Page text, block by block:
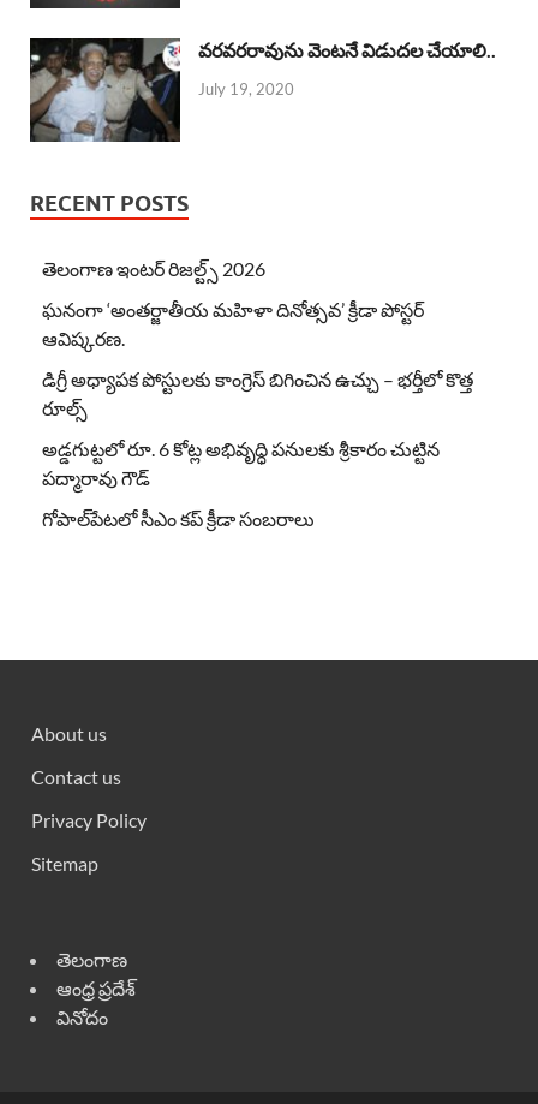
వరవరరావును వెంటనే విడుదల చేయాలి..
July 19, 2020
RECENT POSTS
తెలంగాణ ఇంటర్ రిజల్ట్స్ 2026
ఘనంగా ‘అంతర్జాతీయ మహిళా దినోత్సవ’ క్రీడా పోస్టర్
ఆవిష్కరణ.
డిగ్రీ అధ్యాపక పోస్టులకు కాంగ్రెస్ బిగించిన ఉచ్చు – భర్తీలో కొత్త
రూల్స్
అడ్డగుట్టలో రూ. 6 కోట్ల అభివృద్ధి పనులకు శ్రీకారం చుట్టిన
పద్మారావు గౌడ్
గోపాల్‌పేటలో సీఎం కప్ క్రీడా సంబరాలు
About us
Contact us
Privacy Policy
Sitemap
తెలంగాణ
ఆంధ్ర ప్రదేశ్
వినోదం